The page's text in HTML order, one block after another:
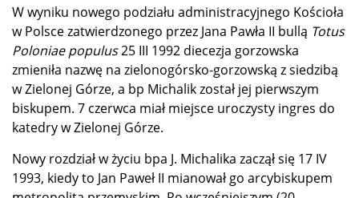
W wyniku nowego podziału administracyjnego Kościoła
w Polsce zatwierdzonego przez Jana Pawła II bullą Totus
Poloniae populus25 III 1992 diecezja gorzowska
zmieniła nazwę na zielonogórsko-gorzowską z siedzibą
w Zielonej Górze, a bp Michalik został jej pierwszym
biskupem. 7 czerwca miał miejsce uroczysty ingres do
katedry w Zielonej Górze.
Nowy rozdział w życiu bpa J. Michalika zaczął się 17 IV
1993, kiedy to Jan Paweł II mianował go arcybiskupem